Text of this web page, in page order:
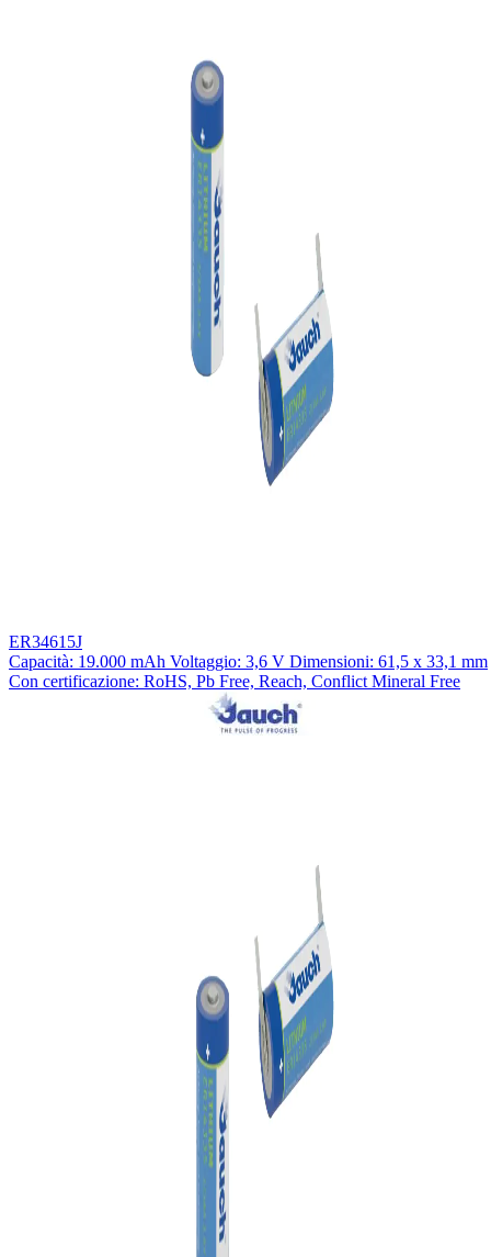
ER34615J
Capacità: 19.000 mAh Voltaggio: 3,6 V Dimensioni: 61,5 x 33,1 mm
Con certificazione: RoHS, Pb Free, Reach, Conflict Mineral Free